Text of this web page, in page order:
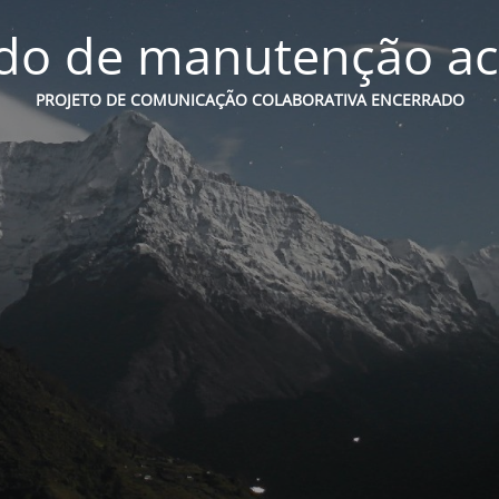
de manutenção
PROJETO DE COMUNICAÇÃO COLABORATIVA ENCERRADO